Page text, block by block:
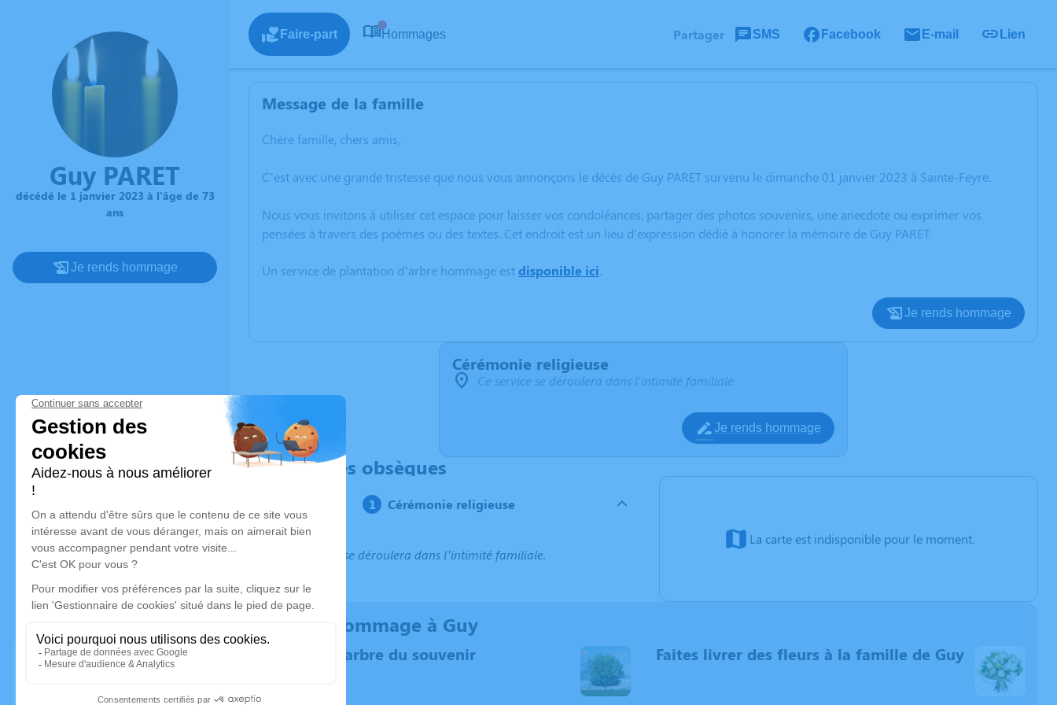
Guy PARET
décédé le 1 janvier 2023 à l'âge de 73
ans
Je rends hommage
Faire-part Hommages Partager SMS Facebook E-mail Lien
Message de la famille
Chère famille, chers amis,
C’est avec une grande tristesse que nous vous annonçons le décès de Guy PARET survenu le dimanche 01 janvier 2023 à Sainte-Feyre.
Nous vous invitons à utiliser cet espace pour laisser vos condoléances, partager des photos souvenirs, une anecdote ou exprimer vos
pensées à travers des poèmes ou des textes. Cet endroit est un lieu d'expression dédié à honorer la mémoire de Guy PARET.
Un service de plantation d’arbre hommage estdisponible ici.
Je rends hommage
Cérémonie religieuse
Ce service se déroulera dans l'intimité familiale
Je rends hommage
Déroulé des obsèques
Cérémonie religieuse
Ce service se déroulera dans l’intimité familiale.
La carte est indisponible pour le moment.
Rendez hommage à Guy
Plantez un arbre du souvenir Faites livrer des fleurs à la famille de Guy